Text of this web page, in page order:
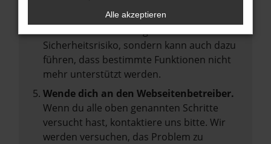
Veraltete Software birgt nicht nur ein
Sicherheitsrisiko, sondern kann auch dazu
führen, dass bestimmte Funktionen nicht
mehr unterstützt werden.
Wende dich an den Webseitenbetreiber.
Wenn du alle oben genannten Schritte
versucht hast, kontaktiere uns bitte. Wir
werden versuchen, das Problem zu
Alle akzeptieren